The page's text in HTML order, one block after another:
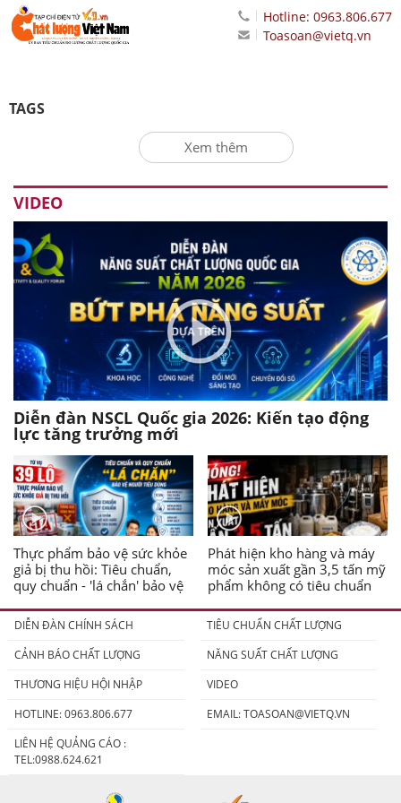
Hotline: 0963.806.677
Toasoan@vietq.vn
TAGS
Xem thêm
VIDEO
Diễn đàn NSCL Quốc gia 2026: Kiến tạo động
lực tăng trưởng mới
Thực phẩm bảo vệ sức khỏe
giả bị thu hồi: Tiêu chuẩn,
quy chuẩn - 'lá chắn' bảo vệ
Phát hiện kho hàng và máy
móc sản xuất gần 3,5 tấn mỹ
phẩm không có tiêu chuẩn
DIỄN ĐÀN CHÍNH SÁCH
TIÊU CHUẨN CHẤT LƯỢNG
CẢNH BÁO CHẤT LƯỢNG
NĂNG SUẤT CHẤT LƯỢNG
THƯƠNG HIỆU HỘI NHẬP
VIDEO
HOTLINE: 0963.806.677
EMAIL:TOASOAN@VIETQ.VN
LIÊN HỆ QUẢNG CÁO :
TEL:0988.624.621